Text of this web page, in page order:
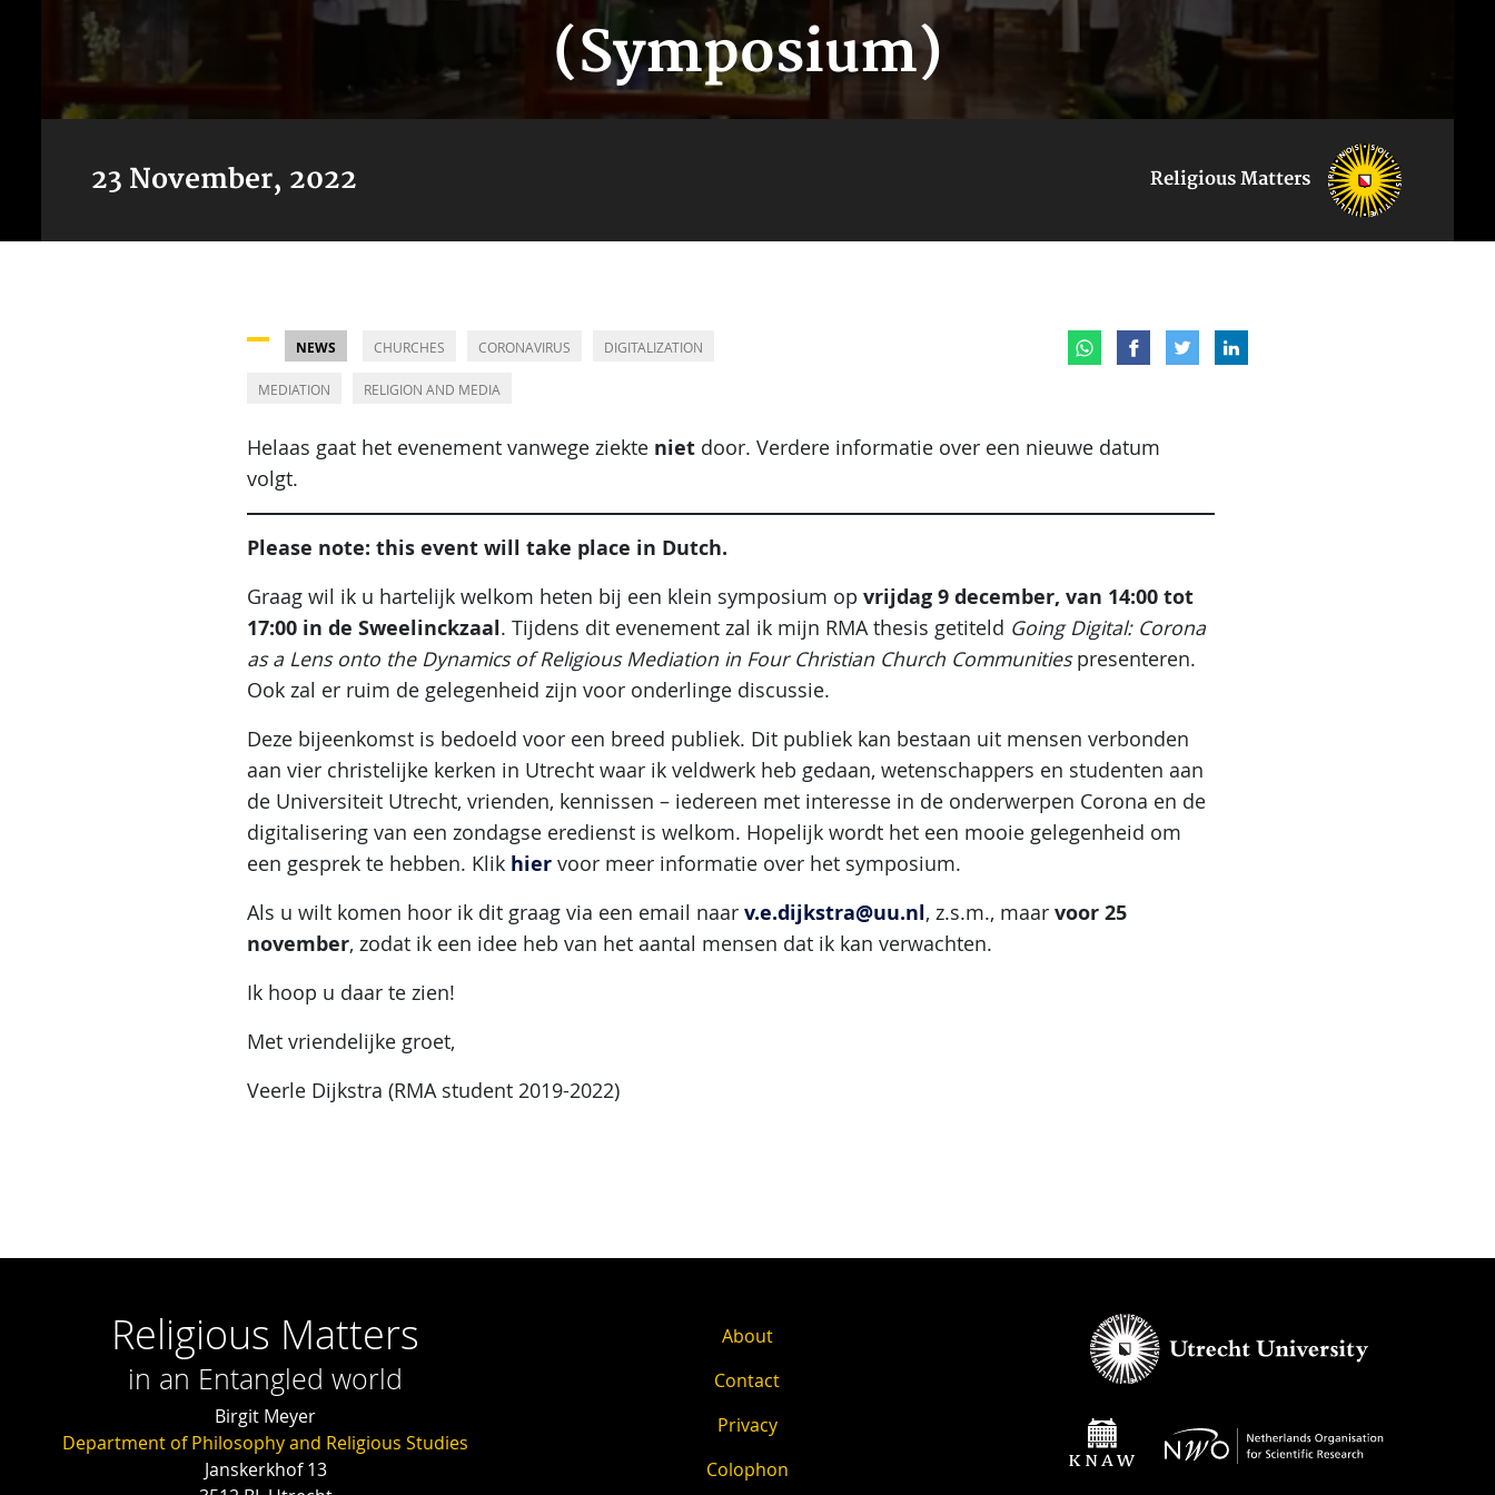
(Symposium)
23 November, 2022 Religious Matters
NEWS CHURCHES CORONAVIRUS DIGITALIZATION
MEDIATION RELIGION AND MEDIA
Helaas gaat het evenement vanwege ziekte niet door. Verdere informatie over een nieuwe datum
volgt.
Please note: this event will take place in Dutch.
Graag wil ik u hartelijk welkom heten bij een klein symposium op vrijdag 9 december, van 14:00 tot
17:00 in de Sweelinckzaal. Tijdens dit evenement zal ik mijn RMA thesis getiteld Going Digital: Corona
as a Lens onto the Dynamics of Religious Mediation in Four Christian Church Communitiespresenteren.
Ook zal er ruim de gelegenheid zijn voor onderlinge discussie.
Deze bijeenkomst is bedoeld voor een breed publiek. Dit publiek kan bestaan uit mensen verbonden
aan vier christelijke kerken in Utrecht waar ik veldwerk heb gedaan, wetenschappers en studenten aan
de Universiteit Utrecht, vrienden, kennissen – iedereen met interesse in de onderwerpen Corona en de
digitalisering van een zondagse eredienst is welkom. Hopelijk wordt het een mooie gelegenheid om
een gesprek te hebben. Klik hier voor meer informatie over het symposium.
Als u wilt komen hoor ik dit graag via een email naar v.e.dijkstra@uu.nl, z.s.m., maar voor 25
november, zodat ik een idee heb van het aantal mensen dat ik kan verwachten.
Ik hoop u daar te zien!
Met vriendelijke groet,
Veerle Dijkstra (RMA student 2019-2022)
Religious Matters
in an Entangled world
Birgit Meyer
Department of Philosophy and Religious Studies
Janskerkhof 13
About
Contact
Privacy
Colophon